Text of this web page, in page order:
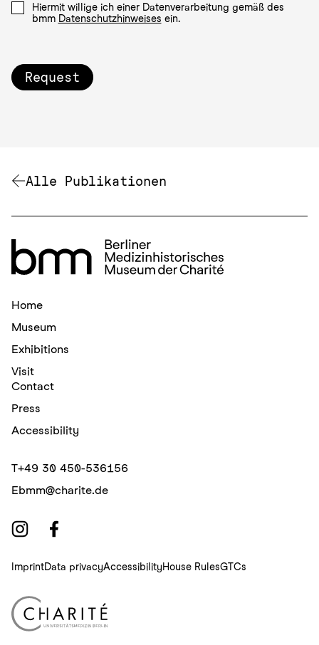
Hiermit willige ich einer Datenverarbeitung gemäß des
bmm Datenschutzhinweises ein.
Request
Alle Publikationen
Home
Museum
Exhibitions
Visit
Contact
Press
Accessibility
T+49 30 450-536156
Ebmm@charite.de
ImprintData privacyAccessibilityHouse RulesGTCs